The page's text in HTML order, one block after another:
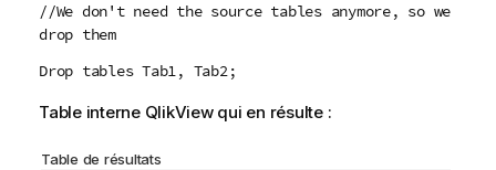
//We don't need the source tables anymore, so we
drop them
Drop tables Tab1, Tab2;
Table interne QlikViewqui en résulte :
Table de résultats